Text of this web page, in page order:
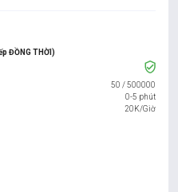
ĐỒNG THỜI)
50 /500000
0-5 phút
20K/Giờ